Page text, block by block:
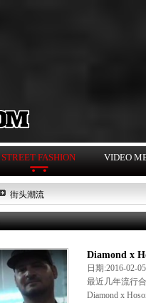
STREET FASHION VIDEO
街头潮流
Diamond x
日期:2016-
最近几年流行
Diamond x